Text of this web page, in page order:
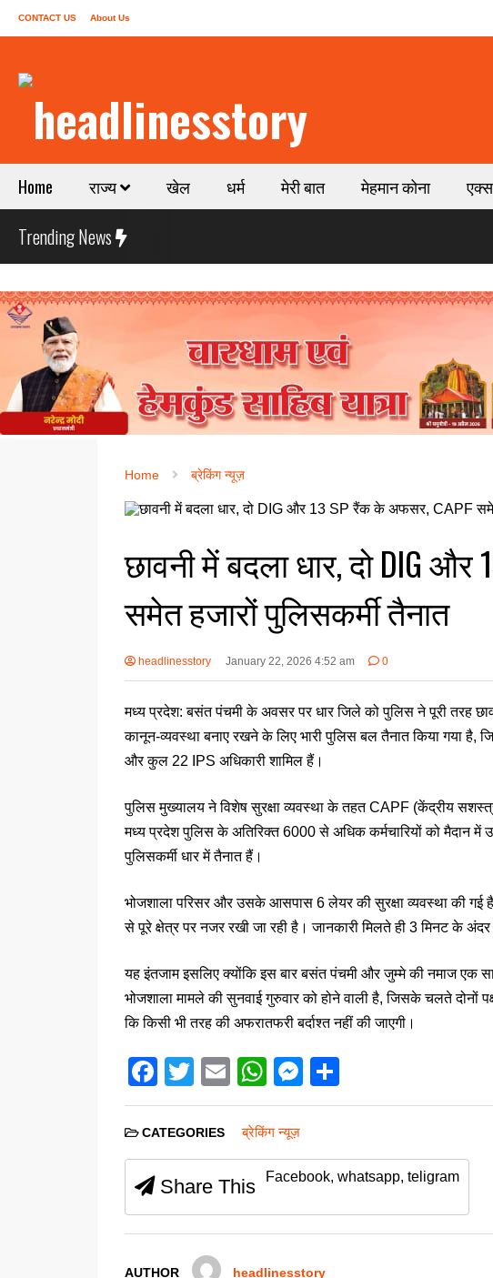
CONTACT US About Us
Home राज्य खेल धर्म मेरी बात मेहमान कोना
Trending News
Home ब्रेकिंग न्यूज़
छावनी में बदला धार, दो DIG
समेत हजारों पुलिसकर्मी तैनात
headlinesstory January 22, 2026 4:52 am 0
मध्य प्रदेश: बसंत पंचमी के अवसर पर धार जिले को पुलिस ने पूरी तरह
कानून-व्यवस्था बनाए रखने के लिए भारी पुलिस बल तैनात किया गया
और कुल 22 IPS अधिकारी शामिल हैं।
पुलिस मुख्यालय ने विशेष सुरक्षा व्यवस्था के तहत CAPF (केंद्रीय
मध्य प्रदेश पुलिस के अतिरिक्त 6000 से अधिक कर्मचारियों को मैदान
पुलिसकर्मी धार में तैनात हैं।
भोजशाला परिसर और उसके आसपास 6 लेयर की सुरक्षा व्यवस्था की गई
से पूरे क्षेत्र पर नजर रखी जा रही है। जानकारी मिलते ही 3 मिनट के
यह इंतजाम इसलिए क्योंकि इस बार बसंत पंचमी और जुम्मे की नमाज एक
भोजशाला मामले की सुनवाई गुरुवार को होने वाली है, जिसके चलते
कि किसी भी तरह की अफरातफरी बर्दाश्त नहीं की जाएगी।
F
a
c
e
b
o
T
wi
tt
er
E
m
ail
W
h
at
s
A
p
M
e
e
n
g
h
e
CATEGORIES ब्रेकिंग न्यूज़
Share This Facebook, whatsapp, teligram
AUTHOR headlinesstory